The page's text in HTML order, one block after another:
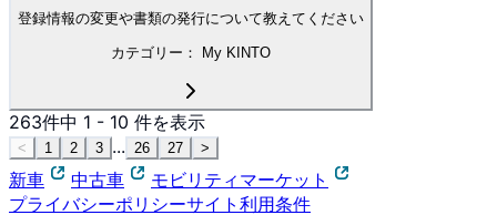
登録情報の変更や書類の発行について教えてください
カテゴリー： My KINTO
263件中 1 - 10 件を表示
< 1 2 3 ... 26 27 >
新車 中古車
モビリティマーケット
プライバシーポリシーサイト利用条件